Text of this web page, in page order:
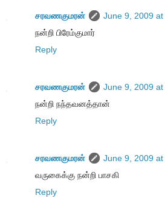
சரவணகுமரன்
June 9, 2009 at
நன்றி பிரேம்குமார்
Reply
சரவணகுமரன்
June 9, 2009 at
நன்றி நந்தவனத்தான்
Reply
சரவணகுமரன்
June 9, 2009 at
வருகைக்கு நன்றி பாசகி
Reply